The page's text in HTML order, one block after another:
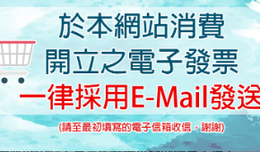
誤，以原廠規格所公佈資料為準。